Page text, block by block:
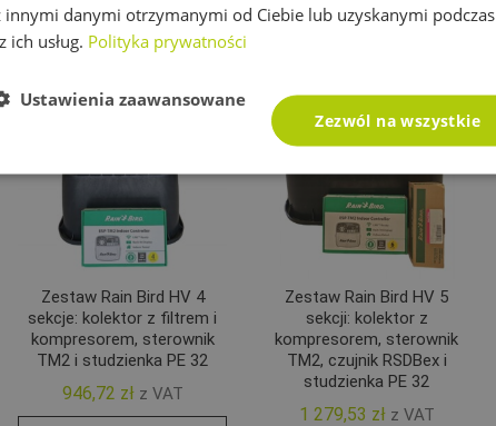
Zestaw Rain Bird HV 4
sekcje: kolektor z filtrem i
kompresorem, sterownik
TM2 i studzienka PE 32
946,72 zł z VAT
Zestaw Rain Bird HV 5
sekcji: kolektor z
kompresorem, sterownik
TM2, czujnik RSDBex i
studzienka PE 32
1 279,53 zł z VAT
innymi danymi otrzymanymi od Ciebie lub uzyskanymi podczas
ich usług. Polityka prywatności
Zezwól na wszystkie
Ustawienia zaawansowane